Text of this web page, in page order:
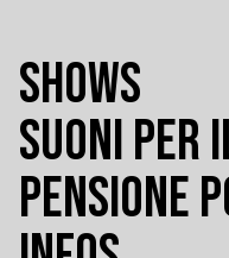
SHOWS
SUONI PER
PENSIONE